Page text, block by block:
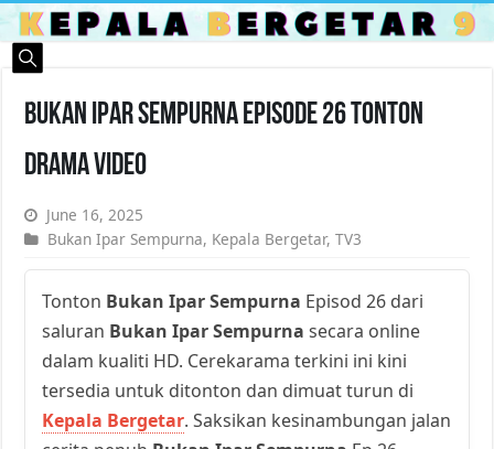
Bukan Ipar Sempurna Episode 26 Tonton
Drama Video
June 16, 2025
Bukan Ipar Sempurna, Kepala Bergetar,TV3
Tonton Bukan Ipar Sempurna Episod 26 dari
saluran Bukan Ipar Sempurna secara online
dalam kualiti HD. Cerekarama terkini ini kini
tersedia untuk ditonton dan dimuat turun di
Kepala Bergetar. Saksikan kesinambungan jalan